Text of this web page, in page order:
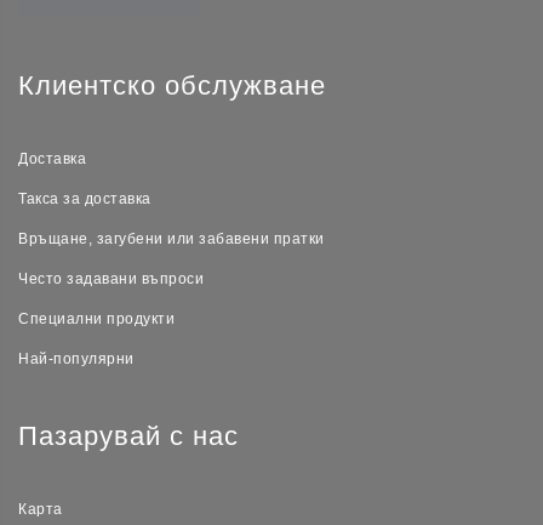
Клиентско обслужване
Доставка
Такса за доставка
Връщане, загубени или забавени пратки
Често задавани въпроси
Специални продукти
Най-популярни
Пазарувай с нас
Карта